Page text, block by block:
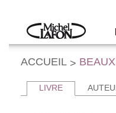
Accueil
ACCUEIL >
LIVRE